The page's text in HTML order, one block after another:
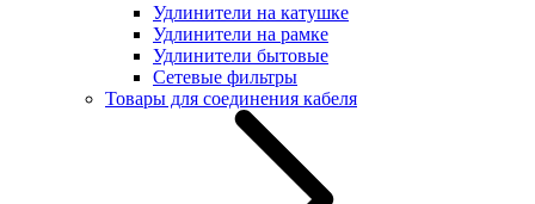
Удлинители на катушке
Удлинители на рамке
Удлинители бытовые
Сетевые фильтры
Товары для соединения кабеля